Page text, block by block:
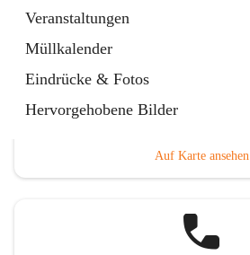
Veranstaltungen
Müllkalender
Eindrücke & Fotos
Hervorgehobene BilderHauptadresse
Auf Karte ansehen